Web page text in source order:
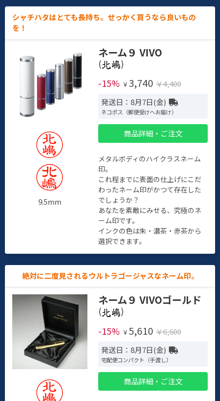
シャチハタはとても長持ち。せっかく買うなら良いもの
を！
9.5mm
ネーム９ VIVO
(
)
-15% ￥ 3,740 ￥4,400
発送日：8月7日(金)
ネコポス（郵便受けへお届け）
商品詳細・ご注文
メタルボディのハイクラスネーム
印。
これ程までに表面の仕上げにこだ
わったネーム印がかつて存在した
でしょうか？
あなたを素敵にみせる、究極のネ
ーム印です。
インクの色は朱・濃茶・赤茶から
選択できます。
絶対に二度見されるウルトラゴージャスなネーム印。
ネーム９ VIVOゴールド
(
)
-15% ￥ 5,610 ￥6,600
発送日：8月7日(金)
宅配便コンパクト（手渡し）
商品詳細・ご注文